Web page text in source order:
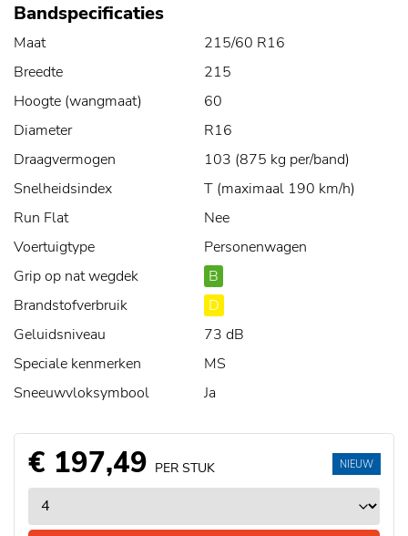
Bandspecificaties
Maat
215/60 R16
Breedte
215
Hoogte (wangmaat)
60
Diameter
R16
Draagvermogen
103 (875 kg per/band)
Snelheidsindex
T (maximaal 190 km/h)
Run Flat
Nee
Voertuigtype
Personenwagen
Grip op nat wegdek
B
Brandstofverbruik
D
Geluidsniveau
73 dB
Speciale kenmerken
MS
Sneeuwvloksymbool
Ja
€ 197,49 PER STUK NIEUW